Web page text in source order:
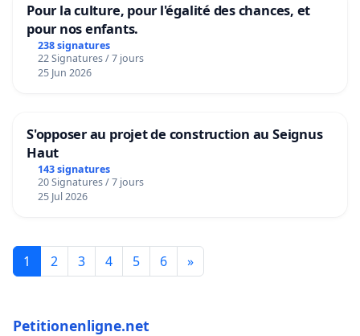
Pour la culture, pour l'égalité des chances, et
pour nos enfants.
238 signatures
22 Signatures / 7 jours
25 Jun 2026
S'opposer au projet de construction au Seignus
Haut
143 signatures
20 Signatures / 7 jours
25 Jul 2026
1 2 3 4 5 6 »
Petitionenligne.net